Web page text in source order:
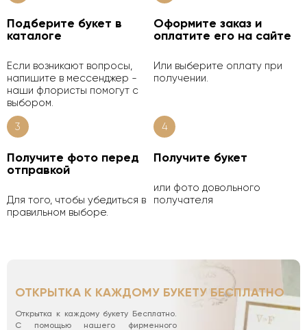
Подберите букет в
каталоге
Если возникают вопросы,
напишите в мессенджер -
наши флористы помогут с
выбором.
Оформите заказ и
оплатите его на сайте
Или выберите оплату при
получении.
3
Получите фото перед
отправкой
Для того, чтобы убедиться в
правильном выборе.
4
Получите букет
или фото довольного
получателя
ОТКРЫТКА К КАЖДОМУ БУКЕТУ БЕСПЛАТНО
Открытка к каждому букету Бесплатно.
С помощью нашего фирменного